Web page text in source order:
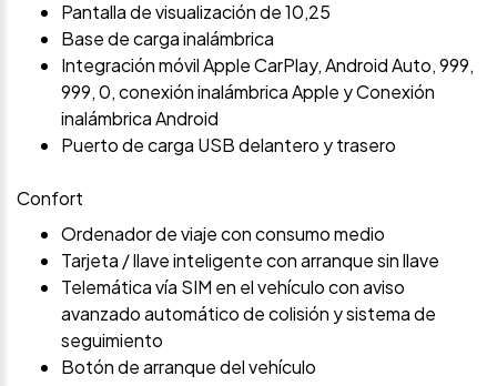
Pantalla de visualización de 10,25
Base de carga inalámbrica
Integración móvil Apple CarPlay, Android Auto, 999,
999, 0, conexión inalámbrica Apple y Conexión
inalámbrica Android
Puerto de carga USB delantero y trasero
Confort
Ordenador de viaje con consumo medio
Tarjeta / llave inteligente con arranque sin llave
Telemática vía SIM en el vehículo con aviso
avanzado automático de colisión y sistema de
seguimiento
Botón de arranque del vehículo